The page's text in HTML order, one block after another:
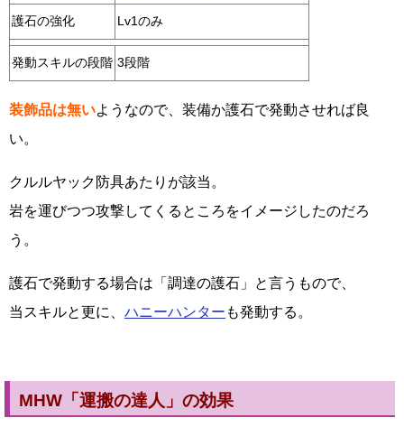
護石の強化 Lv1のみ
発動スキルの段階 3段階
装飾品は無いようなので、装備か護石で発動させれば良
い。
クルルヤック防具あたりが該当。
岩を運びつつ攻撃してくるところをイメージしたのだろ
う。
護石で発動する場合は「調達の護石」と言うもので、
当スキルと更に、 ハニーハンター も発動する。
MHW「運搬の達人」の効果